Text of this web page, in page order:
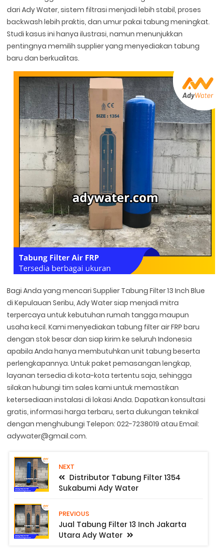
dari Ady Water, sistem filtrasi menjadi lebih stabil, proses
backwash lebih praktis, dan umur pakai tabung meningkat.
Studi kasus ini hanya ilustrasi, namun menunjukkan
pentingnya memilih supplier yang menyediakan tabung
baru dan berkualitas.
Bagi Anda yang mencari Supplier Tabung Filter 13 Inch Blue
di Kepulauan Seribu, Ady Water siap menjadi mitra
terpercaya untuk kebutuhan rumah tangga maupun
usaha kecil. Kami menyediakan tabung filter air FRP baru
dengan stok besar dan siap kirim ke seluruh Indonesia
apabila Anda hanya membutuhkan unit tabung beserta
perlengkapannya. Untuk paket pemasangan lengkap,
layanan tersedia di kota-kota tertentu saja, sehingga
silakan hubungi tim sales kami untuk memastikan
ketersediaan instalasi di lokasi Anda. Dapatkan konsultasi
gratis, informasi harga terbaru, serta dukungan teknikal
dengan menghubungi Telepon: 022-7238019 atau Email:
adywater@gmail.com.
NEXT
Distributor Tabung Filter 1354
Sukabumi Ady Water
PREVIOUS
Jual Tabung Filter 13 Inch Jakarta
Utara Ady Water